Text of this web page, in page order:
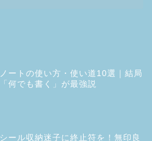
ノートの使い方・使い道10選｜結局
「何でも書く」が最強説
シール収納迷子に終止符を！無印良